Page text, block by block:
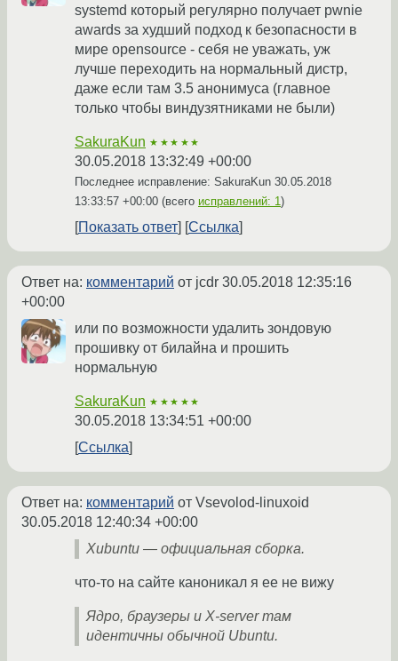
systemd который регулярно получает pwnie
awards за худший подход к безопасности в
мире opensource - себя не уважать, уж
лучше переходить на нормальный дистр,
даже если там 3.5 анонимуса (главное
только чтобы виндузятниками не были)
SakuraKun ★★★★★
30.05.2018 13:32:49 +00:00
Последнее исправление: SakuraKun 30.05.2018
13:33:57 +00:00 (всего исправлений: 1)
Показать ответ Ссылка
Ответ на: комментарий от jcdr 30.05.2018 12:35:16
+00:00
или по возможности удалить зондовую
прошивку от билайна и прошить
нормальную
SakuraKun ★★★★★
30.05.2018 13:34:51 +00:00
Ссылка
Ответ на: комментарий от Vsevolod-linuxoid
30.05.2018 12:40:34 +00:00
Xubuntu — официальная сборка.
что-то на сайте каноникал я ее не вижу
Ядро, браузеры и X-server там
идентичны обычной Ubuntu.